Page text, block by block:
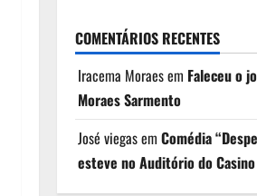
COMENTÁRIOS RECENTES
Iracema Moraesem Faleceu o
Moraes Sarmento
José viegasem Comédia
esteve no Auditório do